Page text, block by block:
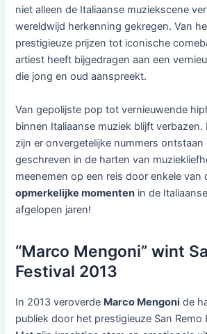
niet alleen de Italiaanse muziekscene
wereldwijd herkenning gekregen. Van
prestigieuze prijzen tot iconische
artiest heeft bijgedragen aan een
die jong en oud aanspreekt.
Van gepolijste pop tot vernieuwende
binnen Italiaanse muziek blijft verbazen.
zijn er onvergetelijke nummers ontstaan
geschreven in de harten van
meenemen op een reis door enkele van
opmerkelijke momenten in de
afgelopen jaren!
“Marco Mengoni” wint
Festival 2013
In 2013 veroverde Marco Mengoni de
publiek door het prestigieuze San Remo